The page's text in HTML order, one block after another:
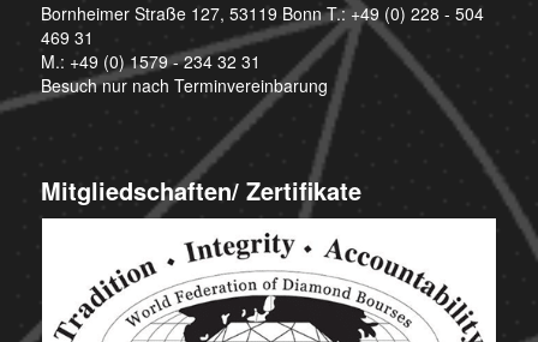
Bornheimer Straße 127, 53119 Bonn T.:+49 (0) 228 - 504
469 31
M.: +49 (0) 1579 - 234 32 31
Besuch nur nach Terminvereinbarung
Mitgliedschaften/ Zertifikate